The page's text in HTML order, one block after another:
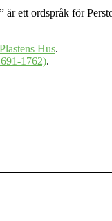
ett ordspråk för
Plastens Hus.
1762).